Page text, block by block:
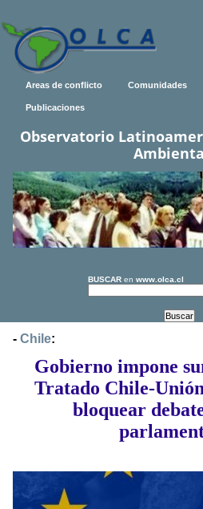
Areas de conflicto Comunidades
Publicaciones
Observatorio
BUSCAR en www.olca.cl
- Chile:
Gobierno impone
Tratado Chile-
bloquear